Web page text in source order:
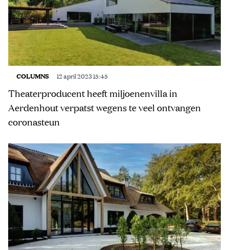
COLUMNS 12 april 2023 15:45
Theaterproducent heeft miljoenenvilla in
Aerdenhout verpatst wegens te veel ontvangen
coronasteun